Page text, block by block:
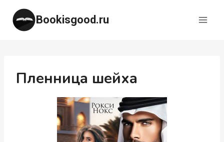
Перейти
содержимому
Bookisgood.ru
Пленница шейха